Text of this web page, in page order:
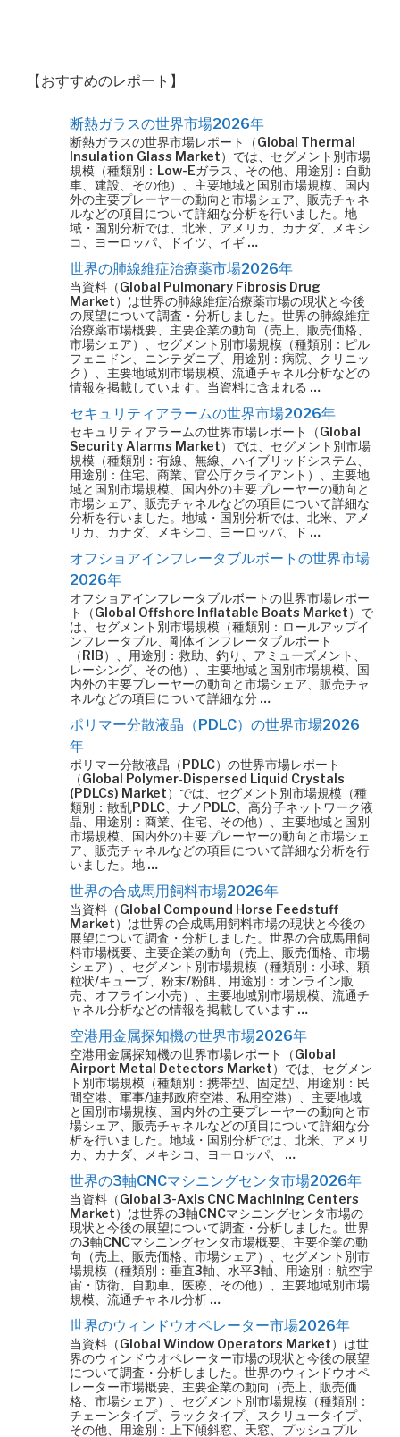
【おすすめのレポート】
断熱ガラスの世界市場2026年
断熱ガラスの世界市場レポート（Global Thermal
Insulation Glass Market）では、セグメント別市場
規模（種類別：Low-Eガラス、その他、用途別：自動
車、建設、その他）、主要地域と国別市場規模、国内
外の主要プレーヤーの動向と市場シェア、販売チャネ
ルなどの項目について詳細な分析を行いました。地
域・国別分析では、北米、アメリカ、カナダ、メキシ
コ、ヨーロッパ、ドイツ、イギ …
世界の肺線維症治療薬市場2026年
当資料（Global Pulmonary Fibrosis Drug
Market）は世界の肺線維症治療薬市場の現状と今後
の展望について調査・分析しました。世界の肺線維症
治療薬市場概要、主要企業の動向（売上、販売価格、
市場シェア）、セグメント別市場規模（種類別：ピル
フェニドン、ニンテダニブ、用途別：病院、クリニッ
ク）、主要地域別市場規模、流通チャネル分析などの
情報を掲載しています。当資料に含まれる …
セキュリティアラームの世界市場2026年
セキュリティアラームの世界市場レポート（Global
Security Alarms Market）では、セグメント別市場
規模（種類別：有線、無線、ハイブリッドシステム、
用途別：住宅、商業、官公庁クライアント）、主要地
域と国別市場規模、国内外の主要プレーヤーの動向と
市場シェア、販売チャネルなどの項目について詳細な
分析を行いました。地域・国別分析では、北米、アメ
リカ、カナダ、メキシコ、ヨーロッパ、ド …
オフショアインフレータブルボートの世界市場
2026年
オフショアインフレータブルボートの世界市場レポー
ト（Global Offshore Inflatable Boats Market）で
は、セグメント別市場規模（種類別：ロールアップイ
ンフレータブル、剛体インフレータブルボート
（RIB）、用途別：救助、釣り、アミューズメント、
レーシング、その他）、主要地域と国別市場規模、国
内外の主要プレーヤーの動向と市場シェア、販売チャ
ネルなどの項目について詳細な分 …
ポリマー分散液晶（PDLC）の世界市場2026
年
ポリマー分散液晶（PDLC）の世界市場レポート
（Global Polymer‐Dispersed Liquid Crystals
(PDLCs) Market）では、セグメント別市場規模（種
類別：散乱PDLC、ナノPDLC、高分子ネットワーク液
晶、用途別：商業、住宅、その他）、主要地域と国別
市場規模、国内外の主要プレーヤーの動向と市場シェ
ア、販売チャネルなどの項目について詳細な分析を行
いました。地 …
世界の合成馬用飼料市場2026年
当資料（Global Compound Horse Feedstuff
Market）は世界の合成馬用飼料市場の現状と今後の
展望について調査・分析しました。世界の合成馬用飼
料市場概要、主要企業の動向（売上、販売価格、市場
シェア）、セグメント別市場規模（種類別：小球、顆
粒状/キューブ、粉末/粉餌、用途別：オンライン販
売、オフライン小売）、主要地域別市場規模、流通チ
ャネル分析などの情報を掲載しています …
空港用金属探知機の世界市場2026年
空港用金属探知機の世界市場レポート（Global
Airport Metal Detectors Market）では、セグメン
ト別市場規模（種類別：携帯型、固定型、用途別：民
間空港、軍事/連邦政府空港、私用空港）、主要地域
と国別市場規模、国内外の主要プレーヤーの動向と市
場シェア、販売チャネルなどの項目について詳細な分
析を行いました。地域・国別分析では、北米、アメリ
カ、カナダ、メキシコ、ヨーロッパ、 …
世界の3軸CNCマシニングセンタ市場2026年
当資料（Global 3-Axis CNC Machining Centers
Market）は世界の3軸CNCマシニングセンタ市場の
現状と今後の展望について調査・分析しました。世界
の3軸CNCマシニングセンタ市場概要、主要企業の動
向（売上、販売価格、市場シェア）、セグメント別市
場規模（種類別：垂直3軸、水平3軸、用途別：航空宇
宙・防衛、自動車、医療、その他）、主要地域別市場
規模、流通チャネル分析 …
世界のウィンドウオペレーター市場2026年
当資料（Global Window Operators Market）は世
界のウィンドウオペレーター市場の現状と今後の展望
について調査・分析しました。世界のウィンドウオペ
レーター市場概要、主要企業の動向（売上、販売価
格、市場シェア）、セグメント別市場規模（種類別：
チェーンタイプ、ラックタイプ、スクリュータイプ、
その他、用途別：上下傾斜窓、天窓、プッシュプル